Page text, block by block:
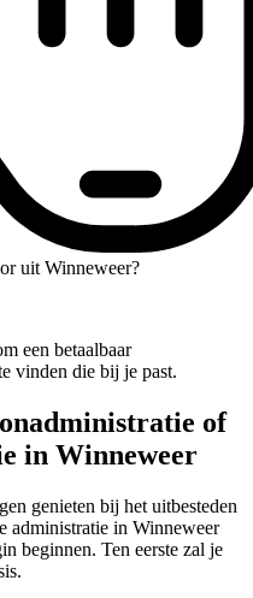
uit Winneweer?
een betaalbaar
vinden die bij je past.
of
in Winneweer
genieten bij het uitbesteden
administratie in Winneweer
beginnen. Ten eerste zal je